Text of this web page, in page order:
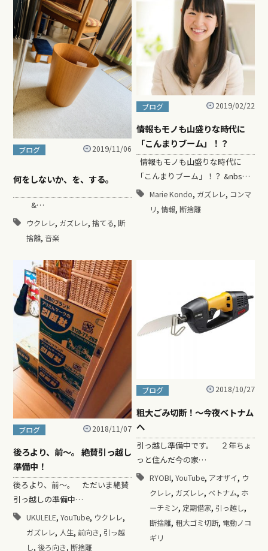
ブログ 2019/11/06
何をしないか、を、する。
&…
ウクレレ, ガズレレ, 捨てる, 断
捨離, 音楽
ブログ 2019/02/22
情報もモノも山盛りな時代に
「こんまりブーム」！？
情報もモノも山盛りな時代に
「こんまりブーム」！？ &nbs…
Marie Kondo, ガズレレ, コンマ
リ, 情報, 断捨離
ブログ 2018/11/07
後ろより、前～。 絶賛引っ越し
準備中！
後ろより、前～。 ただいま絶賛
引っ越しの準備中…
UKULELE, YouTube, ウクレレ,
ガズレレ, 人生, 前向き, 引っ越
し, 後ろ向き, 断捨離
ブログ 2018/10/27
粗大ごみ切断！〜今夜ベトナム
へ
引っ越し準備中です。 ２年ちょ
っと住んだ今の家…
RYOBI, YouTube, アオザイ, ウ
クレレ, ガズレレ, ベトナム, ホ
ーチミン, 定期借家, 引っ越し,
断捨離, 粗大ゴミ切断, 電動ノコ
ギリ